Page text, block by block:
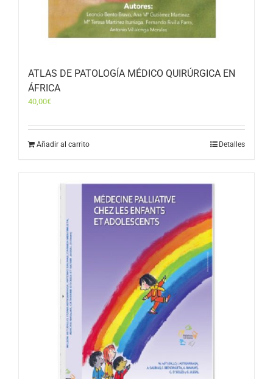
ATLAS DE PATOLOGÍA MÉDICO QUIRÚRGICA EN
ÁFRICA
40,00€
Añadir al carrito Detalles